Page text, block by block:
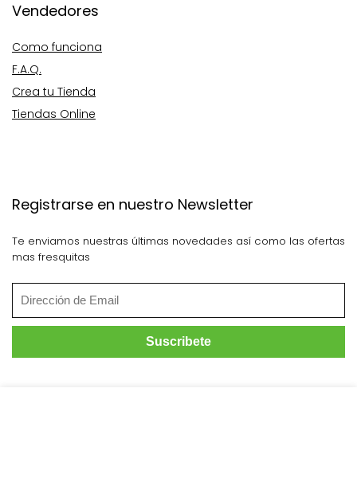
Vendedores
Como funciona
F.A.Q.
Crea tu Tienda
Tiendas Online
Registrarse en nuestro Newsletter
Te enviamos nuestras últimas novedades así como las ofertas
mas fresquitas